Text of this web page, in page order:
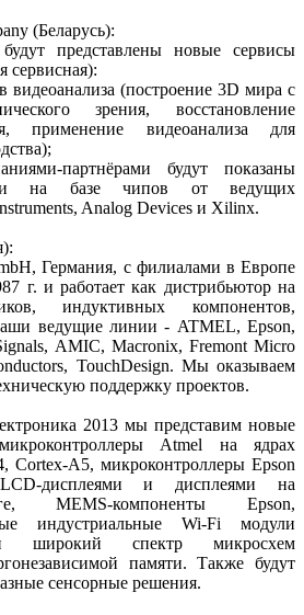
(Беларусь):
представлены новые сервисы
сервисная):
видеоанализа (построение 3D мира с
зрения, восстановление
применение видеоанализа для
партнёрами будут показаны
на базе чипов от ведущих
Analog Devices и Xilinx.
Германия, с филиалами в Европе
г. и работает как дистрибьютор на
индуктивных компонентов,
ведущие линии - ATMEL, Epson,
AMIC, Macronix, Fremont Micro
TouchDesign. Мы оказываем
поддержку проектов.
2013 мы представим новые
Atmel на ядрах
Cortex-A5, микроконтроллеры Epson
дисплеями и дисплеями на
MEMS-компоненты Epson,
индустриальные Wi-Fi модули
широкий спектр микросхем
памяти. Также будут
сенсорные решения.